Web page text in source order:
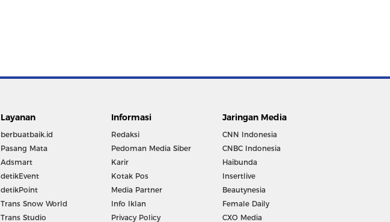
Layanan
berbuatbaik.id
Pasang Mata
Adsmart
detikEvent
detikPoint
Trans Snow World
Trans Studio
Informasi
Redaksi
Pedoman Media Siber
Karir
Kotak Pos
Media Partner
Info Iklan
Privacy Policy
Jaringan Media
CNN Indonesia
CNBC Indonesia
Haibunda
Insertlive
Beautynesia
Female Daily
CXO Media